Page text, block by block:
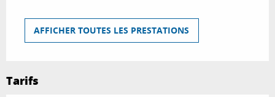
AFFICHER TOUTES LES PRESTATIONS
Tarifs